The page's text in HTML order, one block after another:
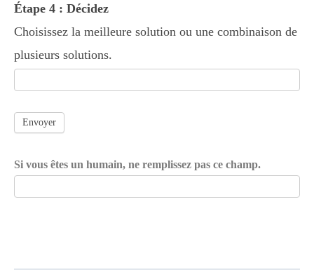
Étape 4 : Décidez
Choisissez la meilleure solution ou une combinaison de
plusieurs solutions.
Envoyer
Si vous êtes un humain, ne remplissez pas ce champ.